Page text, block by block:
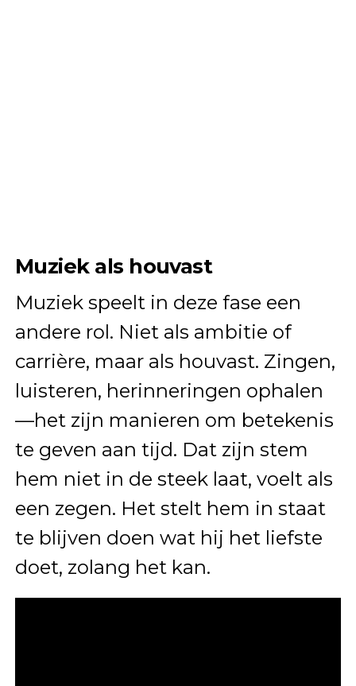
Muziek als houvast
Muziek speelt in deze fase een
andere rol. Niet als ambitie of
carrière, maar als houvast. Zingen,
luisteren, herinneringen ophalen
—het zijn manieren om betekenis
te geven aan tijd. Dat zijn stem
hem niet in de steek laat, voelt als
een zegen. Het stelt hem in staat
te blijven doen wat hij het liefste
doet, zolang het kan.